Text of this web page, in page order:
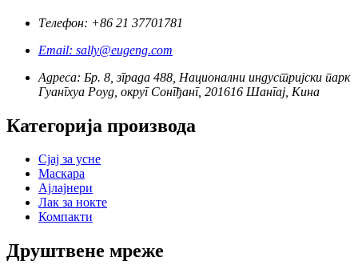
Телефон: +86 21 37701781
Email: sally@eugeng.com
Адреса: Бр. 8, зграда 488, Национални индустријски парк
Гуангхуа Роуд, округ Сонгђанг, 201616 Шангај, Кина
Категорија производа
Сјај за усне
Маскара
Ајлајнери
Лак за нокте
Компакти
Друштвене мреже